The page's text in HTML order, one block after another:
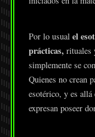
Por lo usual el
prácticas, rituales
simplemente se
Quienes no crean
esotérico, y es
expresan poseer